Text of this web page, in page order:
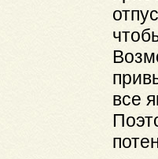
все